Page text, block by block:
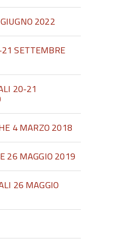
2022
SETTEMBRE
20-21
4 MARZO 2018
26 MAGGIO 2019
26 MAGGIO